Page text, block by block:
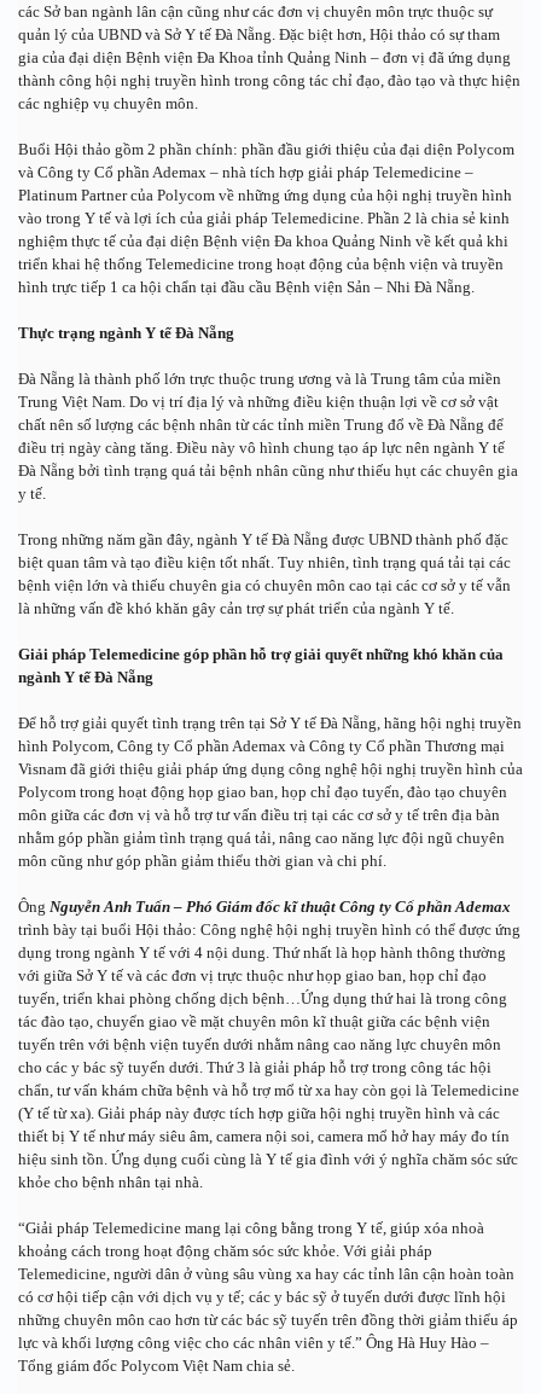
các Sở ban ngành lân cận cũng như các đơn vị chuyên môn trực thuộc sự
quản lý của UBND và Sở Y tế Đà Nẵng. Đặc biệt hơn, Hội thảo có sự tham
gia của đại diện Bệnh viện Đa Khoa tỉnh Quảng Ninh – đơn vị đã ứng dụng
thành công hội nghị truyền hình trong công tác chỉ đạo, đào tạo và thực hiện
các nghiệp vụ chuyên môn.
Buổi Hội thảo gồm 2 phần chính: phần đầu giới thiệu của đại diện Polycom
và Công ty Cổ phần Ademax – nhà tích hợp giải pháp Telemedicine –
Platinum Partner của Polycom về những ứng dụng của hội nghị truyền hình
vào trong Y tế và lợi ích của giải pháp Telemedicine. Phần 2 là chia sẻ kinh
nghiệm thực tế của đại diện Bệnh viện Đa khoa Quảng Ninh về kết quả khi
triển khai hệ thống Telemedicine trong hoạt động của bệnh viện và truyền
hình trực tiếp 1 ca hội chẩn tại đầu cầu Bệnh viện Sản – Nhi Đà Nẵng.
Thực trạng ngành Y tế Đà Nẵng
Đà Nẵng là thành phố lớn trực thuộc trung ương và là Trung tâm của miền
Trung Việt Nam. Do vị trí địa lý và những điều kiện thuận lợi về cơ sở vật
chất nên số lượng các bệnh nhân từ các tỉnh miền Trung đổ về Đà Nẵng để
điều trị ngày càng tăng. Điều này vô hình chung tạo áp lực nên ngành Y tế
Đà Nẵng bởi tình trạng quá tải bệnh nhân cũng như thiếu hụt các chuyên gia
y tế.
Trong những năm gần đây, ngành Y tế Đà Nẵng được UBND thành phố đặc
biệt quan tâm và tạo điều kiện tốt nhất. Tuy nhiên, tình trạng quá tải tại các
bệnh viện lớn và thiếu chuyên gia có chuyên môn cao tại các cơ sở y tế vẫn
là những vấn đề khó khăn gây cản trợ sự phát triển của ngành Y tế.
Giải pháp Telemedicine góp phần hỗ trợ giải quyết những khó khăn của
ngành Y tế Đà Nẵng
Để hỗ trợ giải quyết tình trạng trên tại Sở Y tế Đà Nẵng, hãng hội nghị truyền
hình Polycom, Công ty Cổ phần Ademax và Công ty Cổ phần Thương mại
Visnam đã giới thiệu giải pháp ứng dụng công nghệ hội nghị truyền hình của
Polycom trong hoạt động họp giao ban, họp chỉ đạo tuyến, đào tạo chuyên
môn giữa các đơn vị và hỗ trợ tư vấn điều trị tại các cơ sở y tế trên địa bàn
nhằm góp phần giảm tình trạng quá tải, nâng cao năng lực đội ngũ chuyên
môn cũng như góp phần giảm thiểu thời gian và chi phí.
Ông Nguyễn Anh Tuấn – Phó Giám đốc kĩ thuật Công ty Cổ phần Ademax
trình bày tại buổi Hội thảo: Công nghệ hội nghị truyền hình có thể được ứng
dụng trong ngành Y tế với 4 nội dung. Thứ nhất là họp hành thông thường
với giữa Sở Y tế và các đơn vị trực thuộc như họp giao ban, họp chỉ đạo
tuyến, triển khai phòng chống dịch bệnh…Ứng dụng thứ hai là trong công
tác đào tạo, chuyển giao về mặt chuyên môn kĩ thuật giữa các bệnh viện
tuyến trên với bệnh viện tuyến dưới nhằm nâng cao năng lực chuyên môn
cho các y bác sỹ tuyến dưới. Thứ 3 là giải pháp hỗ trợ trong công tác hội
chẩn, tư vấn khám chữa bệnh và hỗ trợ mổ từ xa hay còn gọi là Telemedicine
(Y tế từ xa). Giải pháp này được tích hợp giữa hội nghị truyền hình và các
thiết bị Y tế như máy siêu âm, camera nội soi, camera mổ hở hay máy đo tín
hiệu sinh tồn. Ứng dụng cuối cùng là Y tế gia đình với ý nghĩa chăm sóc sức
khỏe cho bệnh nhân tại nhà.
“Giải pháp Telemedicine mang lại công bằng trong Y tế, giúp xóa nhoà
khoảng cách trong hoạt động chăm sóc sức khỏe. Với giải pháp
Telemedicine, người dân ở vùng sâu vùng xa hay các tỉnh lân cận hoàn toàn
có cơ hội tiếp cận với dịch vụ y tế; các y bác sỹ ở tuyến dưới được lĩnh hội
những chuyên môn cao hơn từ các bác sỹ tuyến trên đồng thời giảm thiểu áp
lực và khối lượng công việc cho các nhân viên y tế.” Ông Hà Huy Hào –
Tổng giám đốc Polycom Việt Nam chia sẻ.